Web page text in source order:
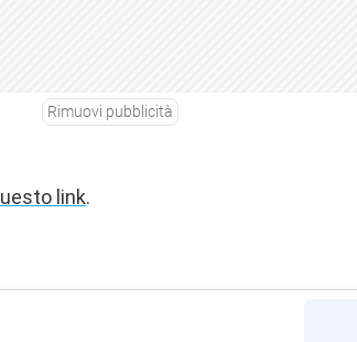
Rimuovi pubblicità
uesto link.